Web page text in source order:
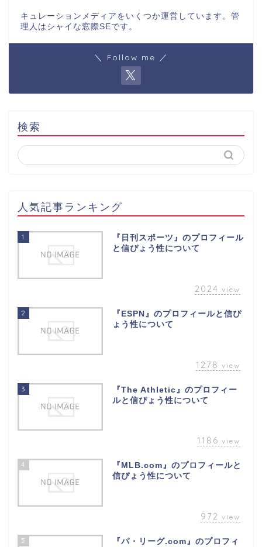
キュレーションメディアをいくつか運営しています。管
理人はシャイな窓際SEです。
＼ Follow me ／
検索
人気記事ランキング
1
『日刊スポーツ』のプロフィール
と信ぴょう性について
2024 view
2
『ESPN』のプロフィールと信ぴ
ょう性について
1278 view
3
『The Athletic』のプロフィー
ルと信ぴょう性について
1186 view
4
『MLB.com』のプロフィールと
信ぴょう性について
972 view
5
『パ・リーグ.com』のプロフィ